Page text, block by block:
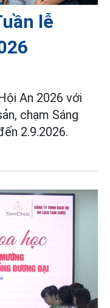
lễ
An 2026 với
chạm Sáng
2.9.2026.